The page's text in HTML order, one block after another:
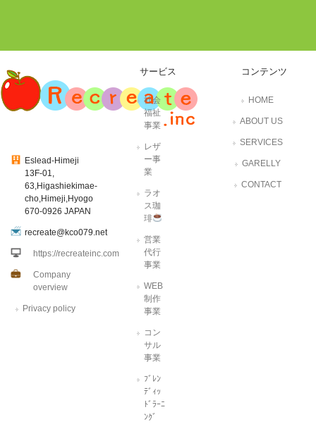
Eslead-Himeji
13F-01,
63,Higashiekimae-
cho,Himeji,Hyogo
670-0926 JAPAN
recreate@kco079.net
https://recreateinc.com
Company
overview
Privacy policy
サービス
社会
福祉
事業
レザ
ー事
業
ラオ
ス珈
琲
営業
代行
事業
WEB
制作
事業
コン
サル
事業
ﾌﾞﾚﾝ
ﾃﾞｨｯ
ﾄﾞﾗｰﾆ
ﾝｸﾞ
コンテンツ
HOME
ABOUT US
SERVICES
GARELLY
CONTACT